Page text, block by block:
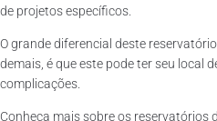
de projetos específicos.
O grande diferencial deste
demais, é que este pode ter seu local
complicações.
Conheça mais sobre os reservatórios